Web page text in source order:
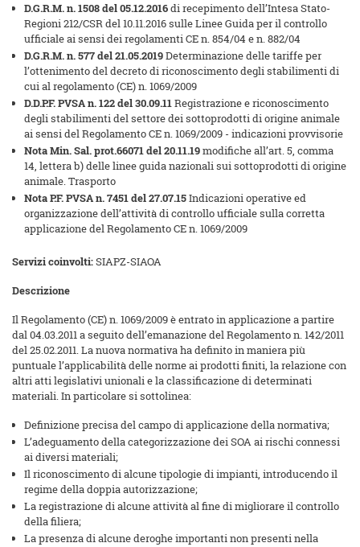
D.G.R.M. n. 1508 del 05.12.2016di recepimento dell’Intesa Stato-
Regioni 212/CSR del 10.11.2016 sulle Linee Guida per il controllo
ufficiale ai sensi dei regolamenti CE n. 854/04 e n. 882/04
D.G.R.M.n. 577 del 21.05.2019Determinazione delle tariffe per
l’ottenimento del decreto di riconoscimento degli stabilimenti di
cui al regolamento (CE) n. 1069/2009
D.D.P.F. PVSA n. 122 del 30.09.11Registrazione e riconoscimento
degli stabilimenti del settore dei sottoprodotti di origine animale
ai sensi del Regolamento CE n. 1069/2009 - indicazioni provvisorie
Nota Min. Sal. prot.66071 del 20.11.19modifiche all’art. 5, comma
14, lettera b) delle linee guida nazionali sui sottoprodotti di origine
animale. Trasporto
Nota P.F. PVSA n. 7451 del 27.07.15Indicazioni operative ed
organizzazione dell’attività di controllo ufficiale sulla corretta
applicazione del Regolamento CE n. 1069/2009
Servizi coinvolti:SIAPZ-SIAOA
Descrizione
Il Regolamento (CE) n. 1069/2009 è entrato in applicazione a partire
dal 04.03.2011 a seguito dell’emanazione del Regolamento n. 142/2011
del 25.02.2011. La nuova normativa ha definito in maniera più
puntuale l’applicabilità delle norme ai prodotti finiti, la relazione con
altri atti legislativi unionali e la classificazione di determinati
materiali. In particolare si sottolinea:
Definizione precisa del campo di applicazione della normativa;
L’adeguamento della categorizzazione dei SOA ai rischi connessi
ai diversi materiali;
Il riconoscimento di alcune tipologie di impianti, introducendo il
regime della doppia autorizzazione;
La registrazione di alcune attività al fine di migliorare il controllo
della filiera;
La presenza di alcune deroghe importanti non presenti nella